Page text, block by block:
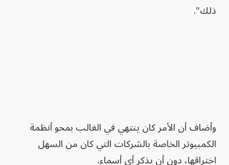
ذلك".
وأضاف أن الأمر كان ينتهي في الغالب بمحو أنظمة
الكمبيوتر الخاصة بالشركات التي كان من السهل
اختراقها، دون أن يذكر أي أسماء.